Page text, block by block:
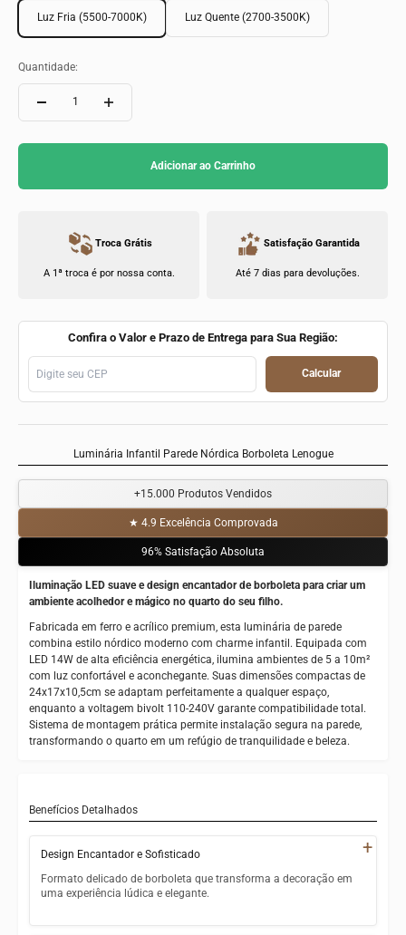
Luz Fria (5500-7000K) Luz Quente (2700-3500K)
Quantidade:
Adicionar ao Carrinho
Troca Grátis
A 1ª troca é por nossa conta.
Satisfação Garantida
Até 7 dias para devoluções.
Confira o Valor e Prazo de Entrega para Sua Região:
Calcular
Luminária Infantil Parede Nórdica Borboleta Lenogue
+15.000 Produtos Vendidos
★ 4.9 Excelência Comprovada
96% Satisfação Absoluta
Iluminação LED suave e design encantador de borboleta para criar um
ambiente acolhedor e mágico no quarto do seu filho.
Fabricada em ferro e acrílico premium, esta luminária de parede
combina estilo nórdico moderno com charme infantil. Equipada com
LED 14W de alta eficiência energética, ilumina ambientes de 5 a 10m²
com luz confortável e aconchegante. Suas dimensões compactas de
24x17x10,5cm se adaptam perfeitamente a qualquer espaço,
enquanto a voltagem bivolt 110-240V garante compatibilidade total.
Sistema de montagem prática permite instalação segura na parede,
transformando o quarto em um refúgio de tranquilidade e beleza.
Benefícios Detalhados
Design Encantador e Sofisticado +
Formato delicado de borboleta que transforma a decoração em
uma experiência lúdica e elegante.